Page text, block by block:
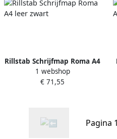
Rillstab Schrijfmap Roma A4
leer zwart
1 webshop
€ 71,55
Pagina